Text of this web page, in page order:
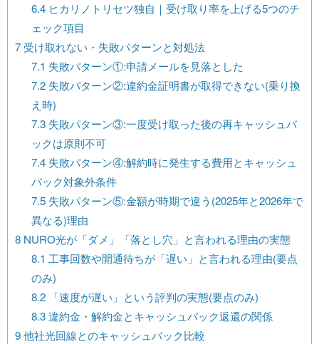
6.4ヒカリノトリセツ独自｜受け取り率を上げる5つのチ
ェック項目
7 受け取れない・失敗パターンと対処法
7.1 失敗パターン①:申請メールを見落とした
7.2失敗パターン②:違約金証明書が取得できない(乗り換
え時)
7.3失敗パターン③:一度受け取った後の再キャッシュバ
ックは原則不可
7.4失敗パターン④:解約時に発生する費用とキャッシュ
バック対象外条件
7.5失敗パターン⑤:金額が時期で違う(2025年と2026年で
異なる)理由
8 NURO光が「ダメ」「落とし穴」と言われる理由の実態
8.1 工事回数や開通待ちが「遅い」と言われる理由(要点
のみ)
8.2「速度が遅い」という評判の実態(要点のみ)
8.3違約金・解約金とキャッシュバック返還の関係
9他社光回線とのキャッシュバック比較